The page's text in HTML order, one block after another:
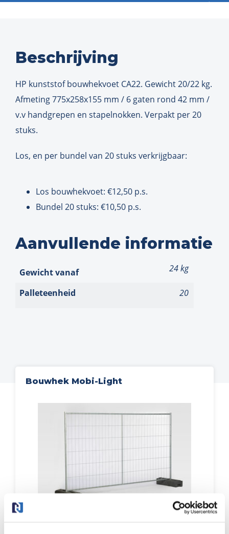
Beschrijving
HP kunststof bouwhekvoet CA22. Gewicht 20/22 kg.
Afmeting 775x258x155 mm / 6 gaten rond 42 mm /
v.v handgrepen en stapelnokken. Verpakt per 20
stuks.
Los, en per bundel van 20 stuks verkrijgbaar:
Los bouwhekvoet: €12,50 p.s.
Bundel 20 stuks: €10,50 p.s.
Aanvullende informatie
Gewicht 24 kg
Palleteenheid 20
Bouwhek Mobi-Light